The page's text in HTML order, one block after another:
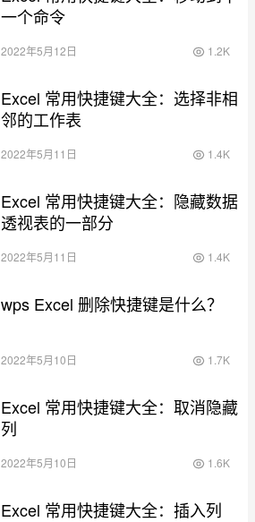
一个命令
2022年5月12日 1.2K
Excel 常用快捷键大全：选择非相
邻的工作表
2022年5月11日 1.4K
Excel 常用快捷键大全：隐藏数据
透视表的一部分
2022年5月11日 1.4K
wps Excel 删除快捷键是什么？
2022年5月10日 1.7K
Excel 常用快捷键大全：取消隐藏
列
2022年5月10日 1.6K
Excel 常用快捷键大全：插入列